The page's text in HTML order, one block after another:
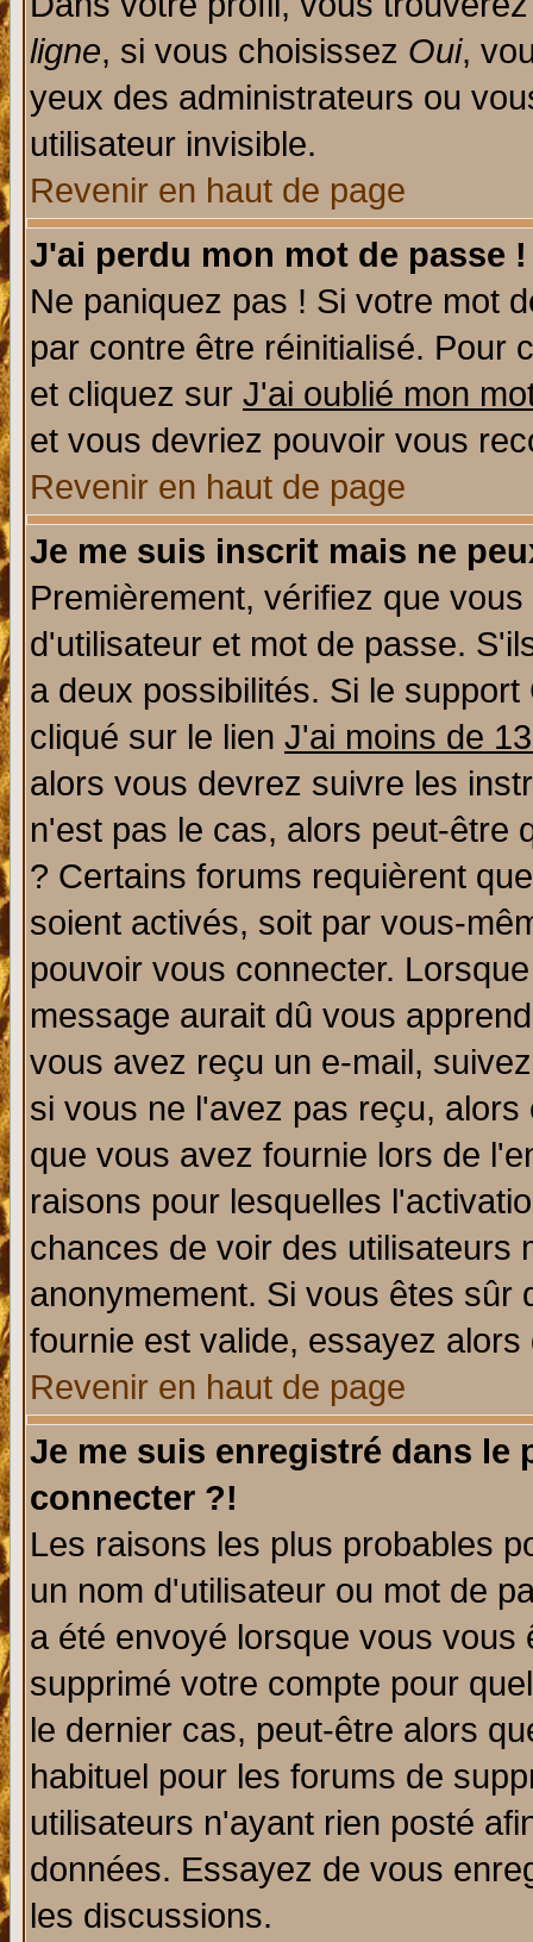
ligne, si vous choisissez Oui,
yeux des administrateurs ou
utilisateur invisible.
Revenir en haut de page
J'ai perdu mon mot de passe !
Ne paniquez pas ! Si votre mot
par contre être réinitialisé. Pour
et cliquez sur J'ai oublié mon
et vous devriez pouvoir vous
Revenir en haut de page
Je me suis inscrit mais ne
Premièrement, vérifiez que
d'utilisateur et mot de passe.
a deux possibilités. Si le
cliqué sur le lien J'ai moins de
alors vous devrez suivre les
n'est pas le cas, alors peut-être
? Certains forums requièrent
soient activés, soit par vous-
pouvoir vous connecter.
message aurait dû vous
vous avez reçu un e-mail,
si vous ne l'avez pas reçu,
que vous avez fournie lors de
raisons pour lesquelles
chances de voir des utilisateurs
anonymement. Si vous êtes sûr
fournie est valide, essayez
Revenir en haut de page
Je me suis enregistré dans le
connecter ?!
Les raisons les plus probables
un nom d'utilisateur ou mot de
a été envoyé lorsque vous
supprimé votre compte pour
le dernier cas, peut-être alors
habituel pour les forums de
utilisateurs n'ayant rien posté
données. Essayez de vous
les discussions.